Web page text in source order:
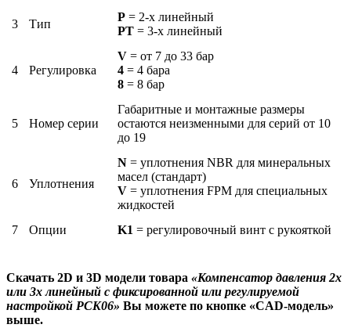
3 Тип
P = 2-х линейный
PT = 3-х линейный
4 Регулировка
V = от 7 до 33 бар
4 = 4 бара
8 = 8 бар
5 Номер серии
Габаритные и монтажные размеры
остаются неизменными для серий от 10
до 19
6 Уплотнения
N = уплотнения NBR для минеральных
масел (стандарт)
V = уплотнения FPM для специальных
жидкостей
7
Опции K1 = регулировочный винт с рукояткой
Скачать 2D и 3D модели товара «Компенсатор давления 2х
или 3х линейный с фиксированной или регулируемой
настройкой PCK06» Вы можете по кнопке «CAD-модель»
выше.